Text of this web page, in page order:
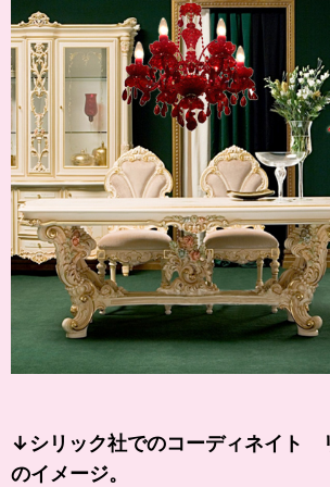
↓シリック社でのコーディネイト
のイメージ。